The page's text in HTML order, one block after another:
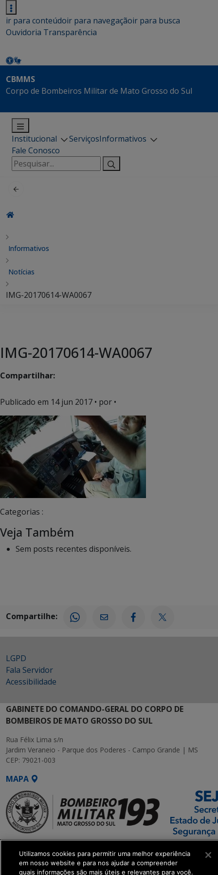
ir para conteúdoir para navegaçãoir para busca
Ouvidoria Transparência
CBMMS
Corpo de Bombeiros Militar de Mato Grosso do Sul
Institucional ServiçosInformativos
Fale Conosco
Pesquisar
por:
Informativos
Notícias
IMG-20170614-WA0067
IMG-20170614-WA0067
Compartilhar:
Publicado em 14 jun 2017 • por •
Categorias :
Veja Também
Sem posts recentes disponíveis.
Compartilhe:
LGPD
Fala Servidor
Acessibilidade
GABINETE DO COMANDO-GERAL DO CORPO DE
BOMBEIROS DE MATO GROSSO DO SUL
Rua Félix Lima s/n
Jardim Veraneio - Parque dos Poderes - Campo Grande | MS
CEP: 79021-003
MAPA
SETDIG | Secretaria-
Executiva de
Transformação Digital
Utilizamos cookies para permitir uma melhor experiência
em nosso website e para nos ajudar a compreender
quais informações são mais úteis e relevantes para você.